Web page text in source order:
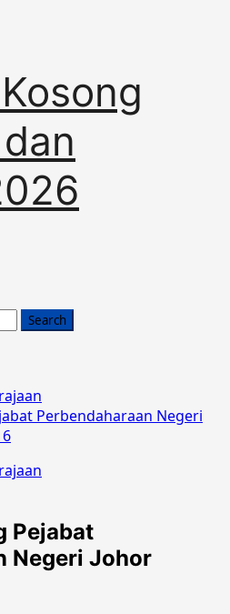
Perbendaharaan Negeri
Pejabat
Negeri Johor